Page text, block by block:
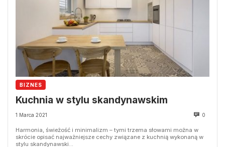
BIZNES
Kuchnia w stylu skandynawskim
1 Marca 2021 0
Harmonia, świeżość i minimalizm – tymi trzema słowami można w
skrócie opisać najważniejsze cechy związane z kuchnią wykonaną w
stylu skandynawski...